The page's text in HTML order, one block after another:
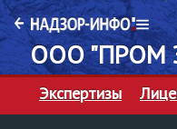
ООО "ПРОМ
Экспертизы